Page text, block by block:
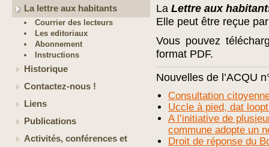
La lettre aux habitants
Courrier des lecteurs
Les editoriaux
Abonnement
Instructions
Historique
Contactez-nous !
Liens
Publications
Activités, conférences et
La Lettre aux
Elle peut être reçue
Vous pouvez
format PDF.
Nouvelles de l’ACQU
Consultation
Uccle à pied, dat
A l’initiative de
commune adopte un
Droit de réponse du